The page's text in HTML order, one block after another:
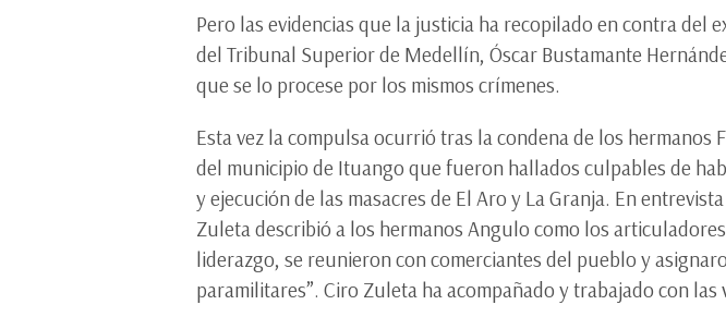
Pero las evidencias que la justicia ha recopilado en contra
del Tribunal Superior de Medellín, Óscar Bustamante
que se lo procese por los mismos crímenes.
Esta vez la compulsa ocurrió tras la condena de los
del municipio de Ituango que fueron hallados culpables de
y ejecución de las masacres de El Aro y La Granja. En
Zuleta describió a los hermanos Angulo como los
liderazgo, se reunieron con comerciantes del pueblo y
paramilitares”. Ciro Zuleta ha acompañado y trabajado con las